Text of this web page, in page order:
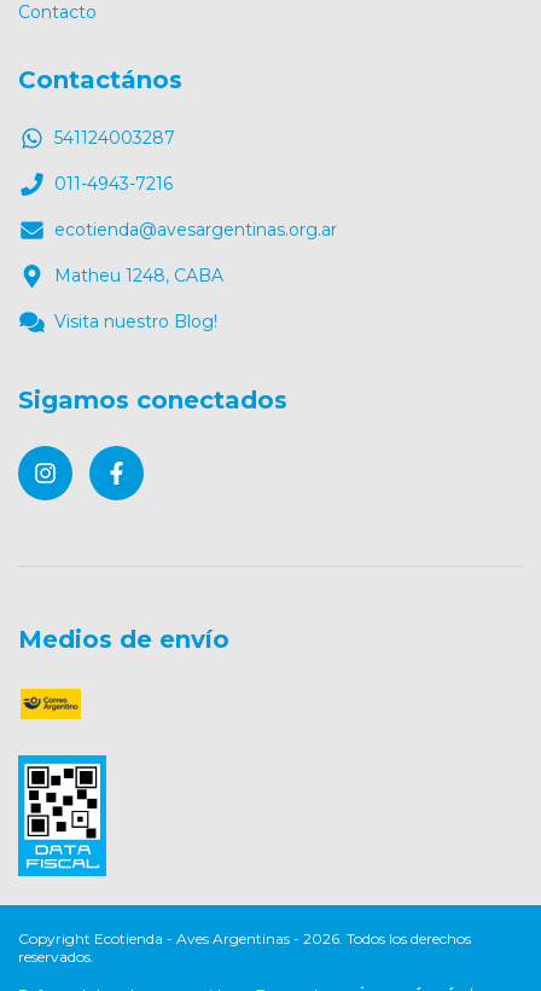
Contacto
Contactános
541124003287
011-4943-7216
ecotienda@avesargentinas.org.ar
Matheu 1248, CABA
Visita nuestro Blog!
Sigamos conectados
Medios de envío
Copyright Ecotienda - Aves Argentinas - 2026. Todos los derechos
reservados.